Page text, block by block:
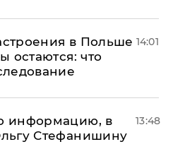
в Польше
остаются: что
14:01
информацию, в
Стефанишину
13:48